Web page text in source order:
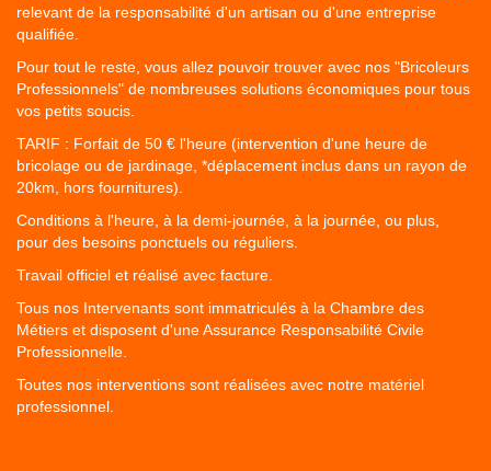
relevant de la responsabilité d'un artisan ou d'une entreprise
qualifiée.
Pour tout le reste, vous allez pouvoir trouver avec nos "Bricoleurs
Professionnels" de nombreuses solutions économiques pour tous
vos petits soucis.
TARIF : Forfait de 50 € l'heure (intervention d'une heure de
bricolage ou de jardinage, *déplacement inclus dans un rayon de
20km, hors fournitures).
Conditions à l'heure, à la demi-journée, à la journée, ou plus,
pour des besoins ponctuels ou réguliers.
Travail officiel et réalisé avec facture.
Tous nos Intervenants sont immatriculés à la Chambre des
Métiers et disposent d'une Assurance Responsabilité Civile
Professionnelle.
Toutes nos interventions sont réalisées avec notre matériel
professionnel.